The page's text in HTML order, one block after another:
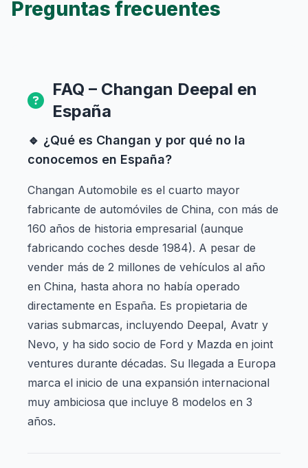
Preguntas frecuentes
FAQ – Changan Deepal en
España
🔹 ¿Qué es Changan y por qué no la
conocemos en España?
Changan Automobile es el cuarto mayor
fabricante de automóviles de China, con más de
160 años de historia empresarial (aunque
fabricando coches desde 1984). A pesar de
vender más de 2 millones de vehículos al año
en China, hasta ahora no había operado
directamente en España. Es propietaria de
varias submarcas, incluyendo Deepal, Avatr y
Nevo, y ha sido socio de Ford y Mazda en joint
ventures durante décadas. Su llegada a Europa
marca el inicio de una expansión internacional
muy ambiciosa que incluye 8 modelos en 3
años.